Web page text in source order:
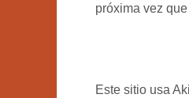
próxima vez
Este sitio usa